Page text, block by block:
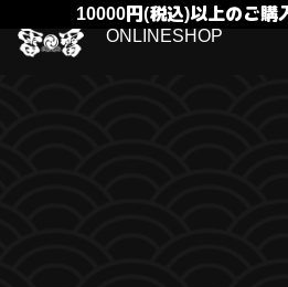
10000円(税込)以上のご
ONLINESHOP